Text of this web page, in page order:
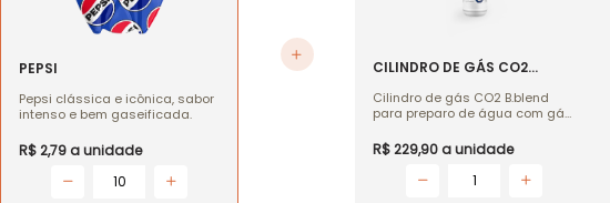
PEPSI
Pepsi clássica e icônica, sabor
intenso e bem gaseificada.
R$ 2,79 a unidade
10
CILINDRO DE GÁS CO2
Cilindro de gás CO2 B.blend
para preparo de água com gás
rendimento de
aproximadamente 220 bebidas.
Garante carbonatação
eficiente e praticidade no uso
R$ 229,90 a unidade
1